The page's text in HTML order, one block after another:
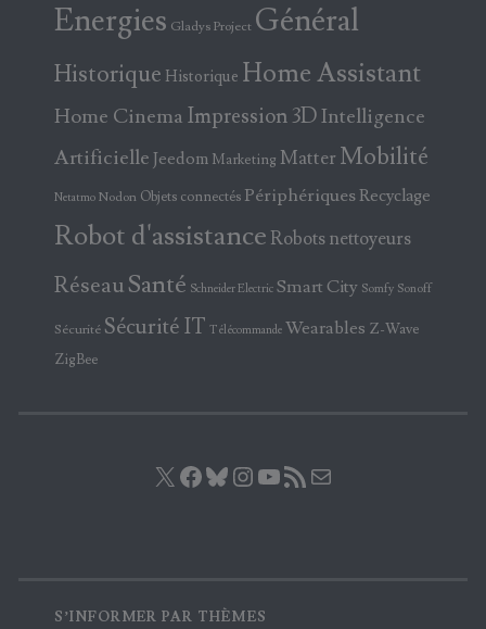
Energies Gladys Project Général
Historique Historique Home Assistant
Home Cinema Impression 3DIntelligence
Artificielle Jeedom Marketing Matter Mobilité
Netatmo Nodon Objets connectés PériphériquesRecyclage
Robot d'assistance Robots nettoyeurs
RéseauSanté Schneider Electric Smart City Somfy Sonoff
Sécurité Sécurité IT Télécommande Wearables Z-Wave
ZigBee
X Facebook
Bluesky
Instagram
YouTube
Flux RSS
S’INFORMER PAR THÈMES